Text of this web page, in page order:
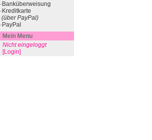
·Banküberweisung
·Kreditkarte
(über PayPal)
·PayPal
Mein Menu
Nicht eingeloggt
[Login]